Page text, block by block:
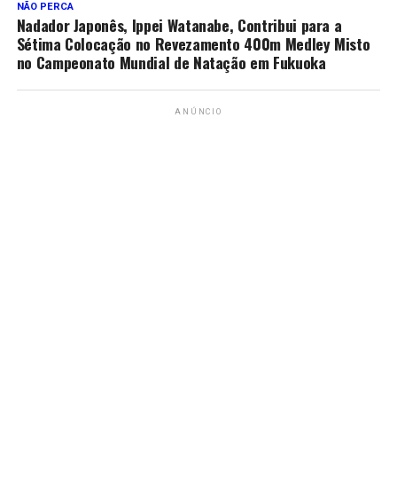
NÃO PERCA
Nadador Japonês, Ippei Watanabe, Contribui para a
Sétima Colocação no Revezamento 400m Medley Misto
no Campeonato Mundial de Natação em Fukuoka
ANÚNCIO